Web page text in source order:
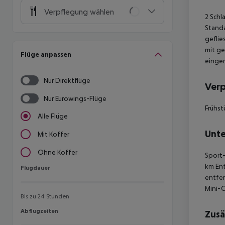
Verpflegung wählen
Flüge anpassen
Nur Direktflüge
Nur Eurowings-Flüge
Alle Flüge
Mit Koffer
Ohne Koffer
Flugdauer
Flugdauer
Bis zu 24 Stunden
Abflugzeiten
Abflugzeiten
2
mit
km
Mini-